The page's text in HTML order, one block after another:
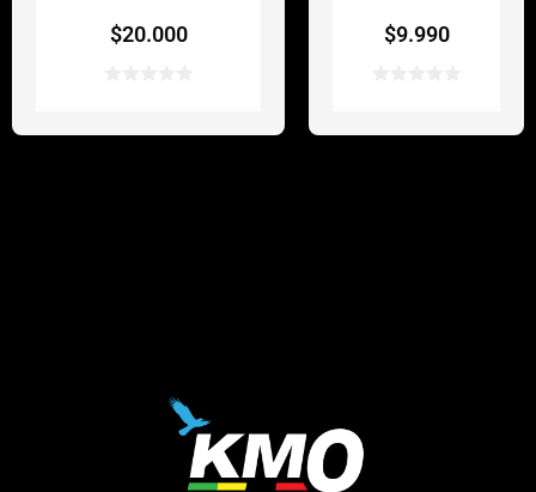
$20.000 $9.990